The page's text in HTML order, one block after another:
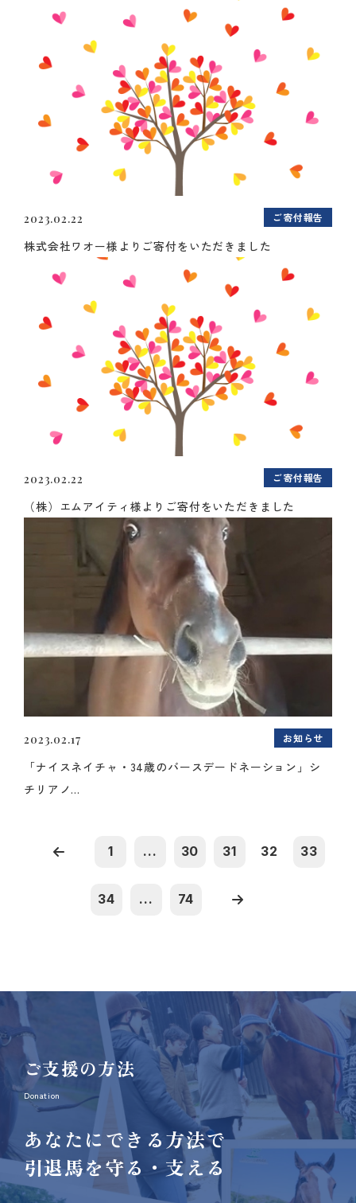
2023.02.22 ご寄付報告
株式会社ワオー様よりご寄付をいただきました
2023.02.22 ご寄付報告
（株）エムアイティ様よりご寄付をいただきました
2023.02.17 お知らせ
「ナイスネイチャ・34歳のバースデードネーション」シ
チリアノ...
1 ... 30 31 32 33
34 ... 74
ご支援の方法
Donation
あなたにできる方法で
引退馬を守る・支える